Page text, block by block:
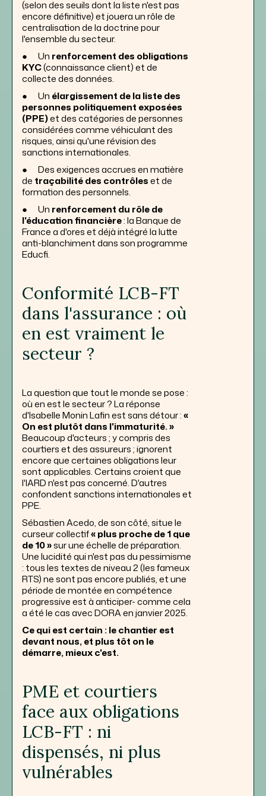
(selon des seuils dont la liste n'est pas
encore définitive) et jouera un rôle de
centralisation de la doctrine pour
l'ensemble du secteur.
● Un renforcement des obligations
KYC(connaissance client) et de
collecte des données.
● Un élargissement de la liste des
personnes politiquement exposées
(PPE)et des catégories de personnes
considérées comme véhiculant des
risques, ainsi qu'une révision des
sanctions internationales.
● Des exigences accrues en matière
de traçabilité des contrôleset de
formation des personnels.
● Un renforcement du rôle de
l'éducation financière: la Banque de
France a d'ores et déjà intégré la lutte
anti-blanchiment dans son programme
Educfi.
Conformité LCB-FT
dans l'assurance : où
en est vraiment le
secteur ?
La question que tout le monde se pose :
où en est le secteur ? La réponse
d'Isabelle Monin Lafin est sans détour :«
On est plutôt dans l'immaturité. »
Beaucoup d'acteurs ; y compris des
courtiers et des assureurs ; ignorent
encore que certaines obligations leur
sont applicables. Certains croient que
l'IARD n'est pas concerné. D'autres
confondent sanctions internationales et
PPE.
Sébastien Acedo, de son côté, situe le
curseur collectif« plus proche de 1 que
de 10 »sur une échelle de préparation.
Une lucidité qui n'est pas du pessimisme
: tous les textes de niveau 2 (les fameux
RTS) ne sont pas encore publiés, et une
période de montée en compétence
progressive est à anticiper- comme cela
a été le cas avec DORA en janvier 2025.
Ce qui est certain : le chantier est
devant nous, et plus tôt on le
démarre, mieux c'est.
PME et courtiers
face aux obligations
LCB-FT : ni
dispensés, ni plus
vulnérables